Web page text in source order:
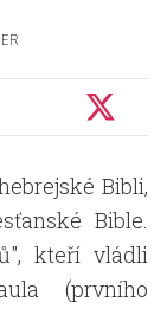
Bibli,
Bible.
kteří vládli
(prvního